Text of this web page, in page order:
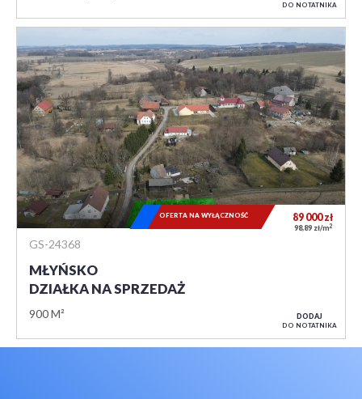
DO NOTATNIKA
GS-24368
MŁYŃSKO
DZIAŁKA NA SPRZEDAŻ
900 M²
89 000zł
98,89 zł/m2
OFERTA NA WYŁĄCZNOŚĆ
DODAJ
DO NOTATNIKA